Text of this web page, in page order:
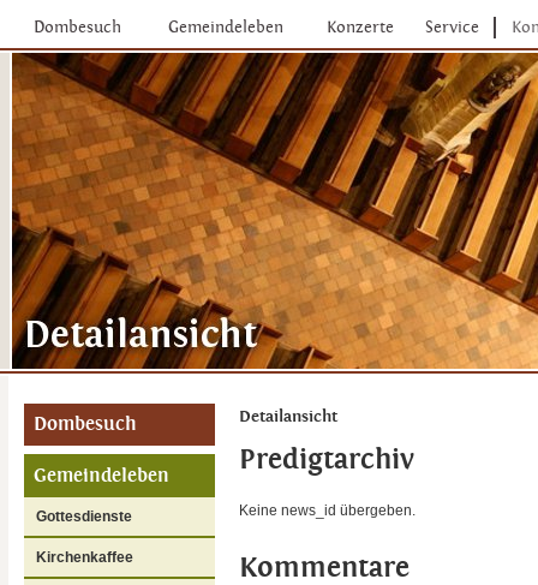
Dombesuch Gemeindeleben Konzerte Service
Dombesuch
Gemeindeleben
Gottesdienste
Kirchenkaffee
Detailansicht
Predigtarchiv
Keine news_id übergeben.
Kommentare